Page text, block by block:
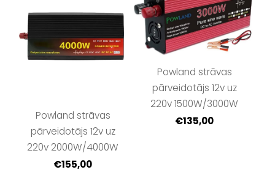
Powland strāvas
pārveidotājs 12v uz
220v 2000W/4000W
€155,00
Powland strāvas
pārveidotājs 12v uz
220v 1500W/3000W
€135,00